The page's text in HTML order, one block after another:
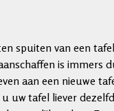
spuiten van een
is
aan een nieuwe
uw tafel liever